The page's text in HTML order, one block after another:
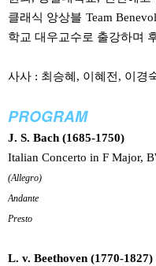
클래식 앙상블 Team
학교 대우교수로 출강하며
사사 : 최승혜, 이혜전, 이경
PROGRAM
J. S. Bach (1685-1750)
Italian Concerto in F Major,
(Allegro)
Andante
Presto
L. v. Beethoven (1770-1827)